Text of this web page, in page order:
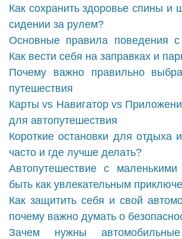
Как сохранить здоровье спины и
сидении за рулем?
Основные правила поведения с
Как вести себя на заправках и
Почему важно правильно
путешествия
Карты vs Навигатор vs
для автопутешествия
Короткие остановки для отдыха
часто и где лучше делать?
Автопутешествие с
быть как увлекательным
Как защитить себя и свой
почему важно думать о
Зачем нужны